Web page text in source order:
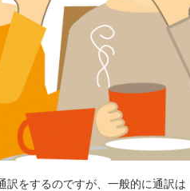
訳をするのですが、一般的に通訳